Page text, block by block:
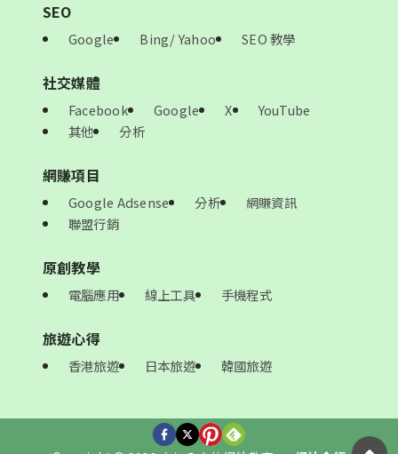
SEO
Google Bing/ Yahoo SEO 教學
社交媒體
Facebook Google X
YouTube
其他
分析
網賺項目
Google Adsense 分析
網賺資訊
聯盟行銷
原創教學
電腦應用 線上工具 手機程式
旅遊心得
香港旅遊 日本旅遊 韓國旅遊